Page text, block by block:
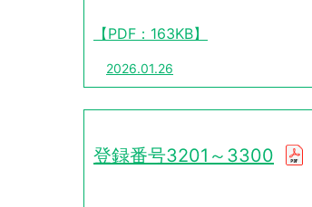
【PDF：163KB】
2026.01.26
登録番号3201～3300